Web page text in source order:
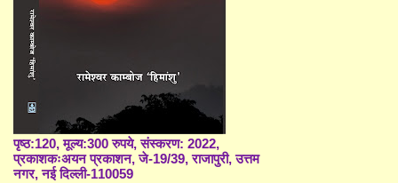
पृष्ठ:120, मूल्य:300 रुपये, संस्करण: 2022,
प्रकाशकःअयन प्रकाशन, जे-19/39, राजापुरी, उत्तम
नगर, नई दिल्ली-110059